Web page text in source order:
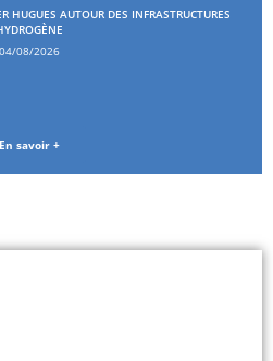
HUGUES AUTOUR DES INFRASTRUCTURES
04/08/2026
En savoir +